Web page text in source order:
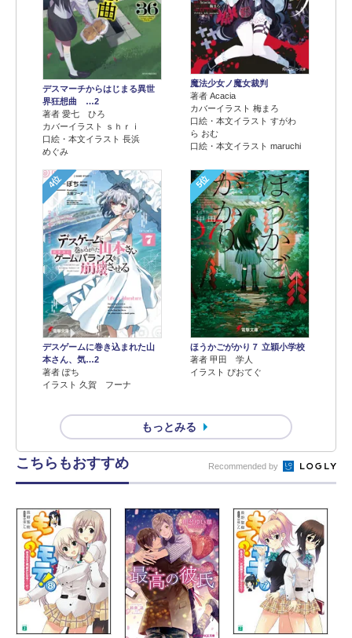
デスマーチからはじまる異世
界狂想曲 …2
著者 愛七 ひろ
カバーイラスト ｓｈｒｉ
口絵・本文イラスト 長浜
めぐみ
魔法少女ノ魔女裁判
著者 Acacia
カバーイラスト 梅まろ
口絵・本文イラスト すがわ
ら おむ
口絵・本文イラスト maruchi
4位
デスゲームに巻き込まれた山
本さん、気…2
著者 ぽち
イラスト 久賀 フーナ
5位
ほうかごがかり７ 立穎小学校
著者 甲田 学人
イラスト ぴおてぐ
もっとみる
こちらもおすすめ Recommended by